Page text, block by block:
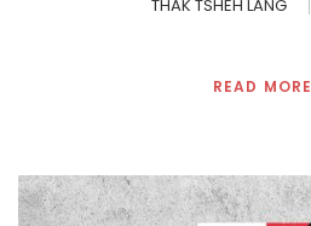
THAK TSHEH LANG
READ MORE